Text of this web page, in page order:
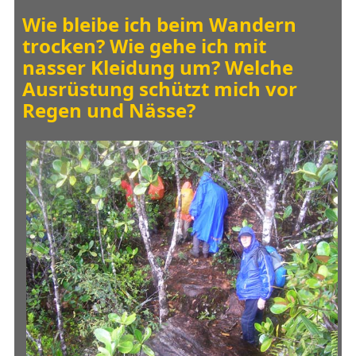
Wie bleibe ich beim Wandern
trocken? Wie gehe ich mit
nasser Kleidung um? Welche
Ausrüstung schützt mich vor
Regen und Nässe?